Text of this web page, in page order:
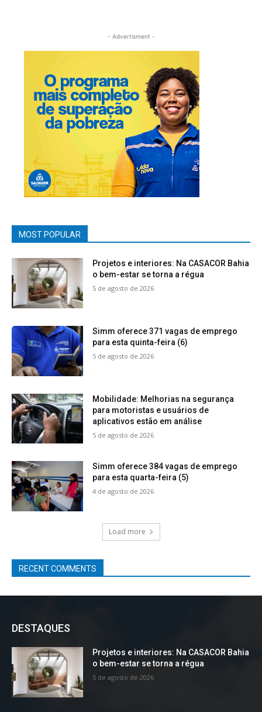
- Advertisment -
MOST POPULAR
Projetos e interiores: Na CASACOR Bahia
o bem-estar se torna a régua
5 de agosto de 2026
Simm oferece 371 vagas de emprego
para esta quinta-feira (6)
5 de agosto de 2026
Mobilidade: Melhorias na segurança
para motoristas e usuários de
aplicativos estão em análise
5 de agosto de 2026
Simm oferece 384 vagas de emprego
para esta quarta-feira (5)
4 de agosto de 2026
Load more
RECENT COMMENTS
DESTAQUES
Projetos e interiores: Na CASACOR Bahia
o bem-estar se torna a régua
5 de agosto de 2026